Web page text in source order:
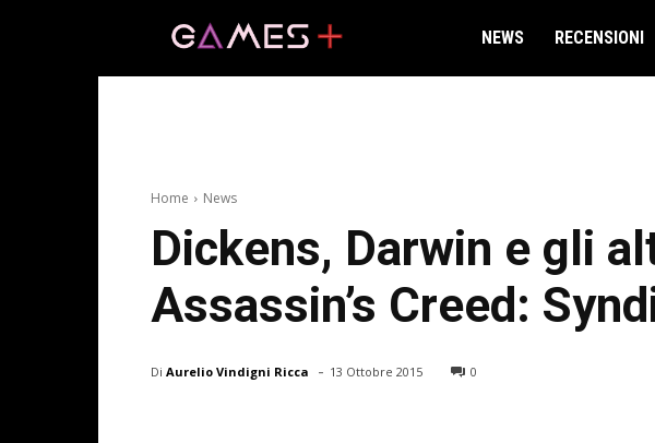
NEWS RECENSIONI
Home News
Dickens, Darwin e gli
Assassin’s Creed:
Di Aurelio Vindigni Ricca - 13 Ottobre 2015 0